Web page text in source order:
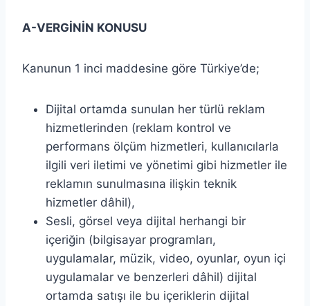
A-VERGİNİN KONUSU
Kanunun 1 inci maddesine göre Türkiye’de;
Dijital ortamda sunulan her türlü reklam
hizmetlerinden (reklam kontrol ve
performans ölçüm hizmetleri, kullanıcılarla
ilgili veri iletimi ve yönetimi gibi hizmetler ile
reklamın sunulmasına ilişkin teknik
hizmetler dâhil),
Sesli, görsel veya dijital herhangi bir
içeriğin (bilgisayar programları,
uygulamalar, müzik, video, oyunlar, oyun içi
uygulamalar ve benzerleri dâhil) dijital
ortamda satışı ile bu içeriklerin dijital